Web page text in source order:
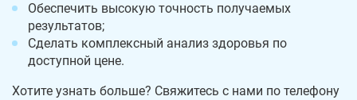
Обеспечить высокую точность получаемых
результатов;
Сделать комплексный анализ здоровья по
доступной цене.
Хотите узнать больше? Свяжитесь с нами по телефону